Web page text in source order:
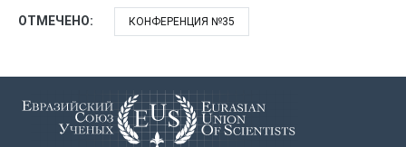
ОТМЕЧЕНО: КОНФЕРЕНЦИЯ №35